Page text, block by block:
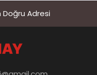
Doğru Adresi